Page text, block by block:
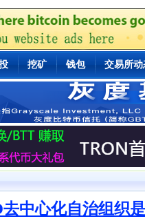
挖矿 钱包 交易所动
中心化自治组织